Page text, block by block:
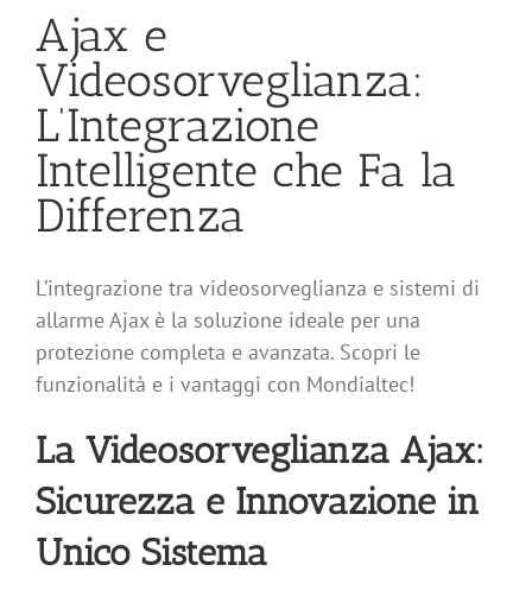
Ajax e
Videosorveglianza:
L’Integrazione
Intelligente che Fa la
Differenza
L’integrazione tra videosorveglianza e sistemi di
allarme Ajax è la soluzione ideale per una
protezione completa e avanzata. Scopri le
funzionalità e i vantaggi con Mondialtec!
La Videosorveglianza Ajax:
Sicurezza e Innovazione in
Unico Sistema